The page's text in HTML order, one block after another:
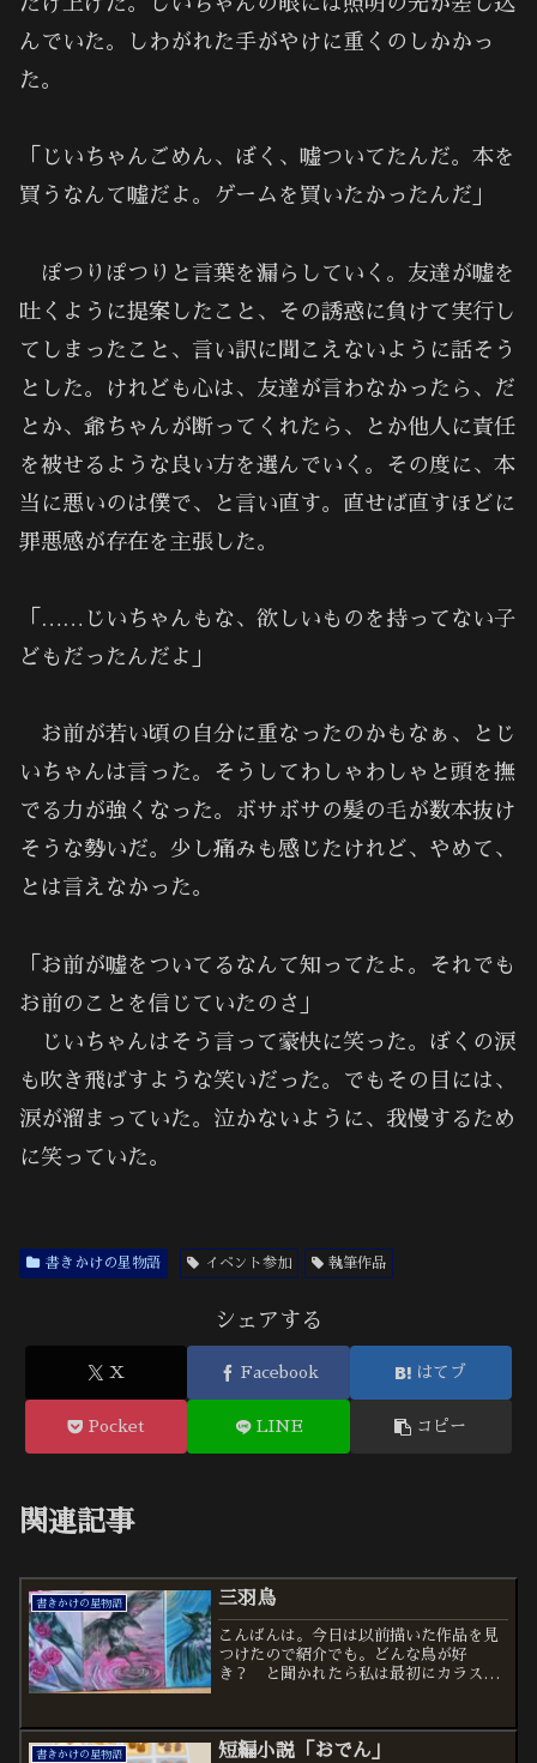
んでいた。しわがれた手がやけに重くのしかかっ
た。
「じいちゃんごめん、ぼく、嘘ついてたんだ。本を
買うなんて嘘だよ。ゲームを買いたかったんだ」
ぽつりぽつりと言葉を漏らしていく。友達が嘘を
吐くように提案したこと、その誘惑に負けて実行し
てしまったこと、言い訳に聞こえないように話そう
とした。けれども心は、友達が言わなかったら、だ
とか、爺ちゃんが断ってくれたら、とか他人に責任
を被せるような良い方を選んでいく。その度に、本
当に悪いのは僕で、と言い直す。直せば直すほどに
罪悪感が存在を主張した。
「……じいちゃんもな、欲しいものを持ってない子
どもだったんだよ」
お前が若い頃の自分に重なったのかもなぁ、とじ
いちゃんは言った。そうしてわしゃわしゃと頭を撫
でる力が強くなった。ボサボサの髪の毛が数本抜け
そうな勢いだ。少し痛みも感じたけれど、やめて、
とは言えなかった。
「お前が嘘をついてるなんて知ってたよ。それでも
お前のことを信じていたのさ」
じいちゃんはそう言って豪快に笑った。ぼくの涙
も吹き飛ばすような笑いだった。でもその目には、
涙が溜まっていた。泣かないように、我慢するため
に笑っていた。
書きかけの星物語 イベント参加 執筆作品
シェアする
X Facebook はてブ
Pocket LINE コピー
関連記事
書きかけの星物語 三羽烏
こんばんは。今日は以前描いた作品を見
つけたので紹介でも。どんな鳥が好
き？ と聞かれたら私は最初にカラスと
も実は、カラスの羽は光の角度によって
青色に光る黒の中に別の光が浮...
書きかけの星物語 短編小説「おでん」